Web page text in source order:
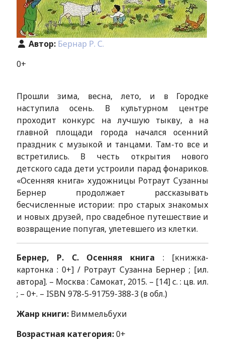
Автор: Бернар Р. С.
0+
Прошли зима, весна, лето, и в Городке
наступила осень. В культурном центре
проходит конкурс на лучшую тыкву, а на
главной площади города начался осенний
праздник с музыкой и танцами. Там-то все и
встретились. В честь открытия нового
детского сада дети устроили парад фонариков.
«Осенняя книга» художницы Ротраут Сузанны
Бернер продолжает рассказывать
бесчисленные истории: про старых знакомых
и новых друзей, про свадебное путешествие и
возвращение попугая, улетевшего из клетки.
Бернер, Р. С. Осенняя книга : [книжка-
картонка : 0+] / Ротраут Сузанна Бернер ; [ил.
автора]. – Москва : Самокат, 2015. – [14] с. : цв. ил.
; – 0+. – ISBN 978-5-91759-388-3 (в обл.)
Жанр книги:Виммельбухи
Возрастная категория:0+